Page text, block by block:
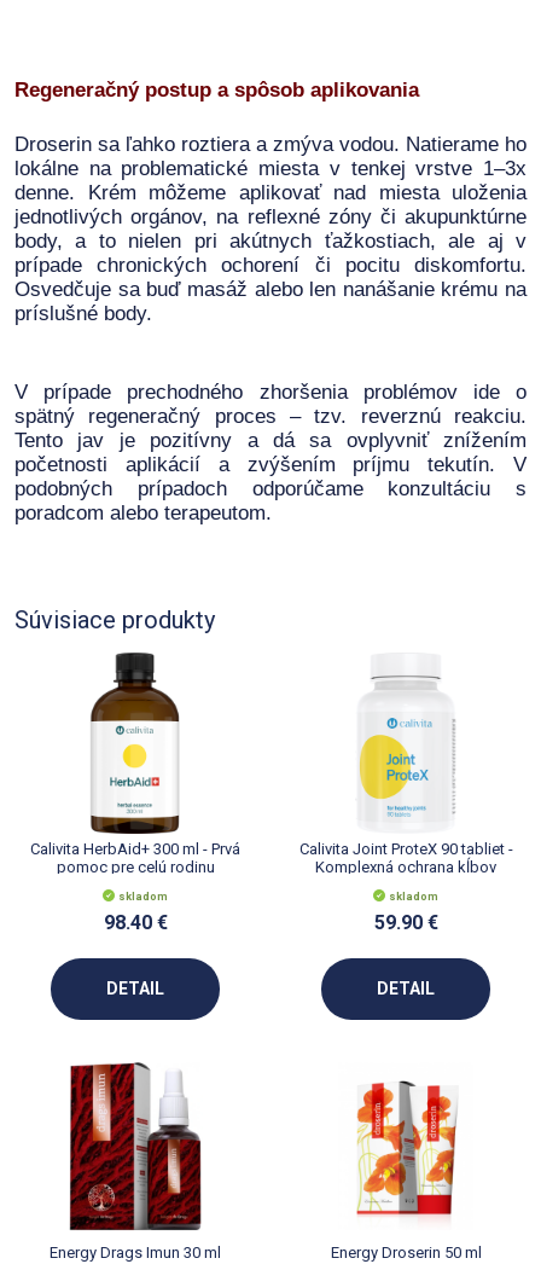
Regeneračný postup a spôsob aplikovania
Droserin sa ľahko roztiera a zmýva vodou. Natierame ho
lokálne na problematické miesta v tenkej vrstve 1–3x
denne. Krém môžeme aplikovať nad miesta uloženia
jednotlivých orgánov, na reflexné zóny či akupunktúrne
body, a to nielen pri akútnych ťažkostiach, ale aj v
prípade chronických ochorení či pocitu diskomfortu.
Osvedčuje sa buď masáž alebo len nanášanie krému na
príslušné body.
V prípade prechodného zhoršenia problémov ide o
spätný regeneračný proces – tzv. reverznú reakciu.
Tento jav je pozitívny a dá sa ovplyvniť znížením
početnosti aplikácií a zvýšením príjmu tekutín. V
podobných prípadoch odporúčame konzultáciu s
poradcom alebo terapeutom.
Súvisiace produkty
Calivita HerbAid+ 300 ml - Prvá
pomoc pre celú rodinu
skladom
98.40 €
DETAIL
Calivita Joint ProteX 90 tabliet -
Komplexná ochrana kĺbov
skladom
59.90 €
DETAIL
Energy Drags Imun 30 ml Energy Droserin 50 ml